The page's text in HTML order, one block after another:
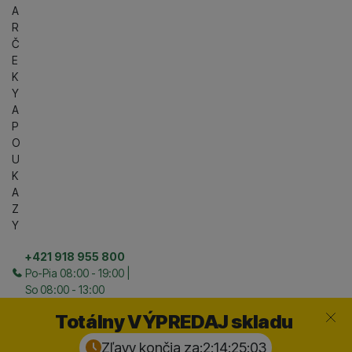
A
R
Č
E
K
Y
A
P
O
U
K
A
Z
Y
+421 918 955 800
Po-Pia 08:00 - 19:00 |
So 08:00 - 13:00
Totálny VÝPREDAJ skladu
Zľavy končia za:2:14:25:02
Zavrieť